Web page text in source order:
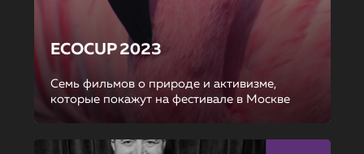
ECOCUP 2023
Семь фильмов о природе и активизме,
которые покажут на фестивале в Москве